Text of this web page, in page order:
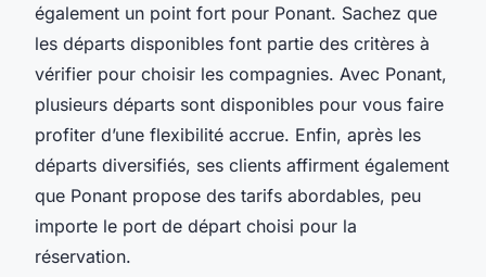
également un point fort pour Ponant. Sachez que
les départs disponibles font partie des critères à
vérifier pour choisir les compagnies. Avec Ponant,
plusieurs départs sont disponibles pour vous faire
profiter d’une flexibilité accrue. Enfin, après les
départs diversifiés, ses clients affirment également
que Ponant propose des tarifs abordables, peu
importe le port de départ choisi pour la
réservation.